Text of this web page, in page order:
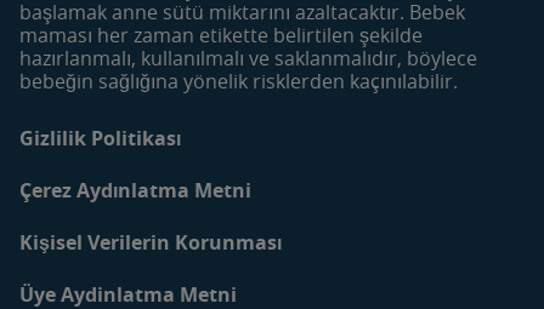
Faydalı İçerikler
Bebek Bakımı
Anne ve Bebekler için
Blog
Mom&Me Kulübü
Kulübü Katıl | Giriş Yap
başlamak anne sütü miktarını azaltacaktır. Bebek
maması her zaman etikette belirtilen şekilde
hazırlanmalı, kullanılmalı ve saklanmalıdır, böylece
bebeğin sağlığına yönelik risklerden kaçınılabilir.
Gizlilik Politikası
Çerez Aydınlatma Metni
Kişisel Verilerin Korunması
Üye Aydinlatma Metni